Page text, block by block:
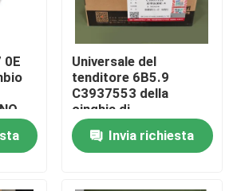
0E
Universale del
tenditore 6B5.9
C3937553 della
cinghia di
sincronizzazione del
motore diesel
Invia richiesta